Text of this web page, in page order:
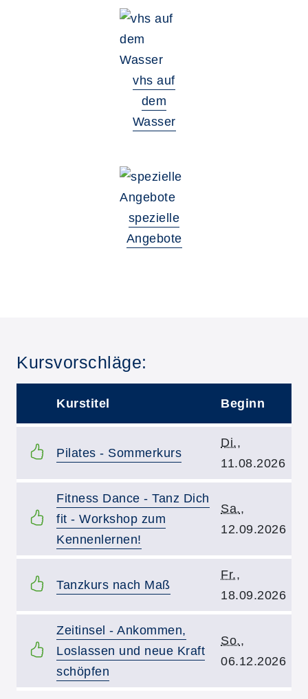
vhs auf
dem
Wasser
spezielle
Angebote
Kursvorschläge:
Kurstitel Beginn
Kurstitel:
Pilates - Sommerkurs
Kursbeginn:
Di.,
11.08.2026
Kurstitel:
Fitness Dance - Tanz Dich
fit - Workshop zum
Kennenlernen!
Kursbeginn:
Sa.,
12.09.2026
Kurstitel:
Tanzkurs nach Maß
Kursbeginn:
Fr.,
18.09.2026
Kurstitel:
Zeitinsel - Ankommen,
Loslassen und neue Kraft
schöpfen
Kursbeginn:
So.,
06.12.2026